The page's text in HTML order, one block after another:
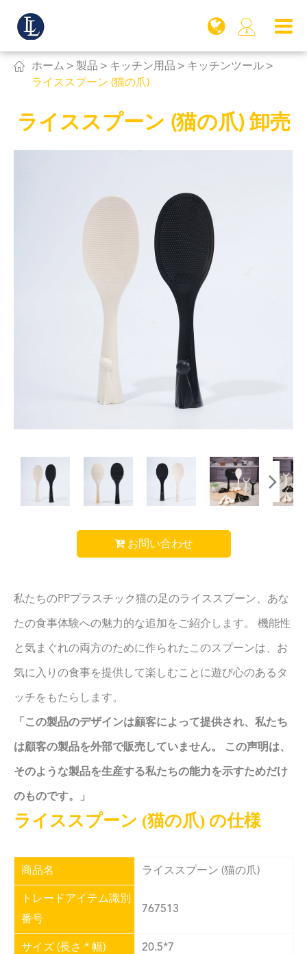

 ホーム 製品 キッチン用品
キッチンツール
ライススプーン (猫の爪)
ライススプーン (猫の爪) 卸売
お問い合わせ
私たちのPPプラスチック猫の足のライススプーン、あな
たの食事体験への魅力的な追加をご紹介します。 機能性
と気まぐれの両方のために作られたこのスプーンは、お
気に入りの食事を提供して楽しむことに遊び心のあるタ
ッチをもたらします。
「この製品のデザインは顧客によって提供され、私たち
は顧客の製品を外部で販売していません。 この声明は、
そのような製品を生産する私たちの能力を示すためだけ
のものです。」
ライススプーン (猫の爪) の仕様
商品名 ライススプーン (猫の爪)
トレードアイテム識別
番号
767513
サイズ (長さ * 幅) 20.5*7